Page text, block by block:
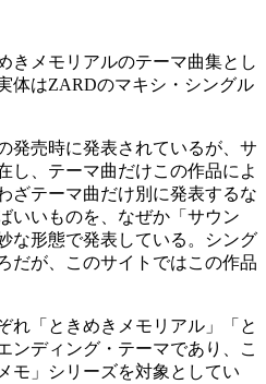
きメモリアルのテーマ曲集とし
体はZARDのマキシ・シングル
発売時に発表されているが、サ
し、テーマ曲だけこの作品によ
ざテーマ曲だけ別に発表するな
いいものを、なぜか「サウン
な形態で発表している。シング
だが、このサイトではこの作品
「ときめきメモリアル」「と
ンディング・テーマであり、こ
モ」シリーズを対象としてい